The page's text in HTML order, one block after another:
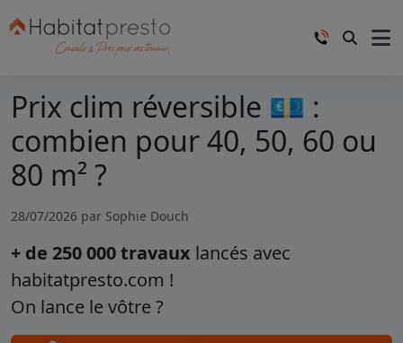
Prix clim réversible 💶 :
combien pour 40, 50, 60 ou
80 m² ?
28/07/2026 par Sophie Douch
+ de 250 000 travaux lancés avec
habitatpresto.com !
On lance le vôtre ?